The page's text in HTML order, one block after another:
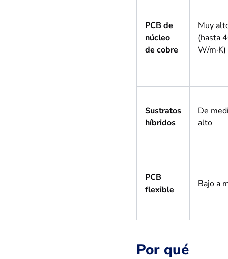
PCB de
núcleo
de cobre
Muy
(hasta
W/m·K)
Sustratos
híbridos
De
alto
PCB
flexible
Bajo a
Por qué